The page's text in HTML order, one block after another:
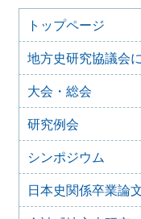
2026年1月9日
2026年1月のイベン
2025年12月10日
2025年12月のイベン
2025年10月31日
2025年11月のイベン
2025年9月20日
2025年10月のイベン
2025年8月のイベント
トップページ
地方史研究協議会
大会・総会
研究例会
シンポジウム
日本史関係卒業論